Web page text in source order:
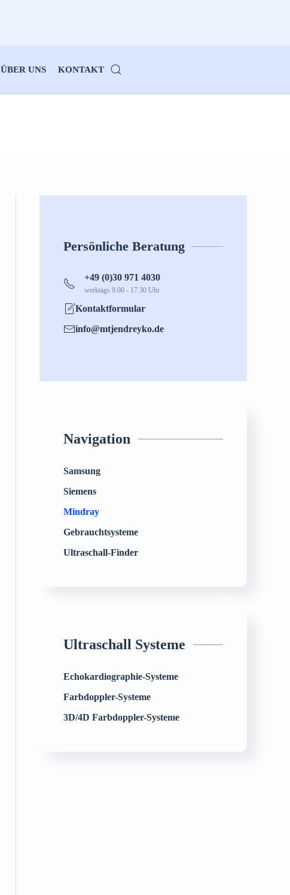
ÜBER UNS KONTAKT
Persönliche Beratung
+49 (0)30 971 4030
werktags 9.00 - 17.30 Uhr
Kontaktformular
info@mtjendreyko.de
Navigation
Samsung
Siemens
Mindray
Gebrauchtsysteme
Ultraschall-Finder
Ultraschall Systeme
Echokardiographie-Systeme
Farbdoppler-Systeme
3D/4D Farbdoppler-Systeme